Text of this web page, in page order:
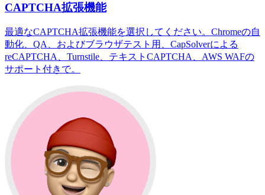
CAPTCHA拡張機能
最適なCAPTCHA拡張機能を選択してください。Chromeの自
動化、QA、およびブラウザテスト用、CapSolverによる
reCAPTCHA、Turnstile、テキストCAPTCHA、AWS WAFの
サポート付きで。